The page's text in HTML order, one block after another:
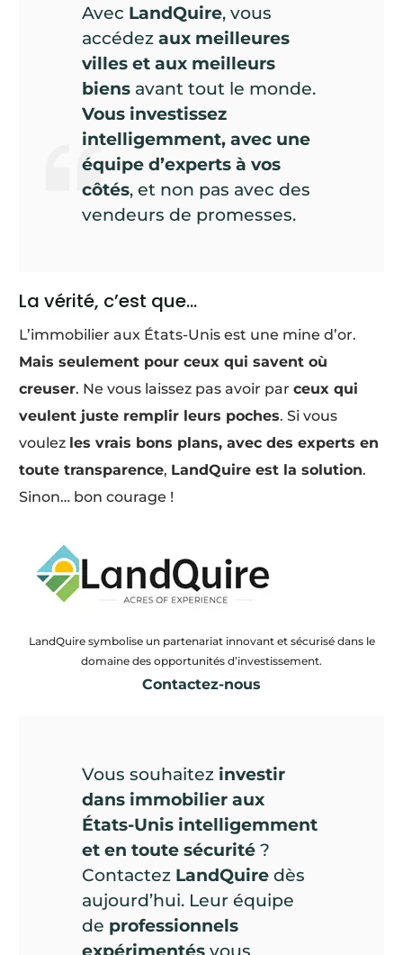
Avec LandQuire, vous
accédezaux meilleures
villes et aux meilleurs
biens avant tout le monde.
Vous investissez
intelligemment, avec une
équipe d’experts à vos
côtés, et non pas avec des
vendeurs de promesses.
La vérité, c’est que…
L’immobilier aux États-Unis est une mine d’or.
Mais seulement pour ceux qui savent où
creuser. Ne vous laissez pas avoir parceux qui
veulent juste remplir leurs poches. Si vous
voulez les vrais bons plans, avec des experts en
toute transparence, LandQuire est la solution.
Sinon… bon courage !
LandQuire symbolise un partenariat innovant et sécurisé dans le
domaine des opportunités d’investissement.
Contactez-nous
Vous souhaitez investir
dans immobilier aux
États-Unis intelligemment
et en toute sécurité ?
Contactez LandQuire dès
aujourd’hui. Leur équipe
de professionnels
expérimentés vous